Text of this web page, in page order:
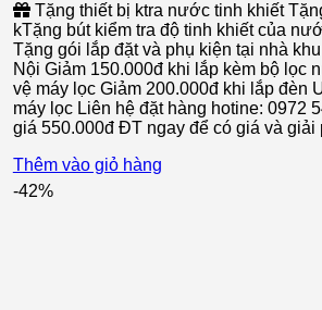
là:
20.000.000 ₫.
tại
là:
9.450.000 ₫.
Tặng thiết bị ktra nước tinh khiết
kTặng bút kiểm tra độ tinh khiết của
Tặng gói lắp đặt và phụ kiện tại nhà
Nội Giảm 150.000đ khi lắp kèm bộ lọc
vệ máy lọc Giảm 200.000đ khi lắp đèn
máy lọc Liên hệ đặt hàng hotine: 0972
giá 550.000đ ĐT ngay để có giá và giải
Thêm vào giỏ hàng
-42%